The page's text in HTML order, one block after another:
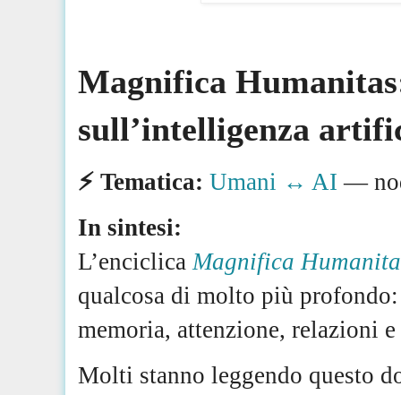
Magnifica
sull’intelligenza
⚡️ Tematica: Umani ↔ AI —
In sintesi:
L’enciclicaMagnifica
qualcosa di molto più profondo:
memoria, attenzione, relazioni
Molti stanno leggendo questo